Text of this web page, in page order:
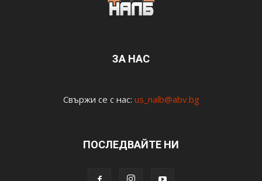
ЗА НАС
Свържи се с нас: us_nalb@abv.bg
ПОСЛЕДВАЙТЕ НИ